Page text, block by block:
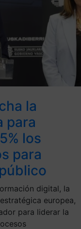
la
para
los
para
digital, la
europea,
para liderar la